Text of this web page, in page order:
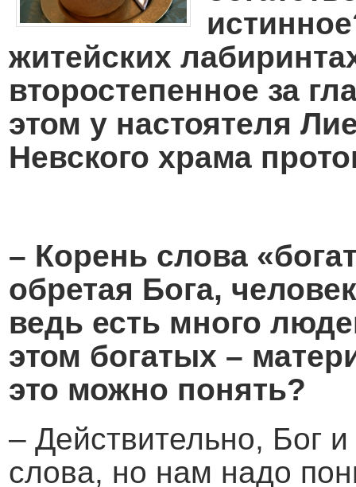
Помощь храму
житейских
второстепенное за
этом у настоятеля
Невского храма
– Корень слова
обретая Бога,
ведь есть много
этом богатых –
это можно понять?
– Действительно, Бог
слова, но нам надо